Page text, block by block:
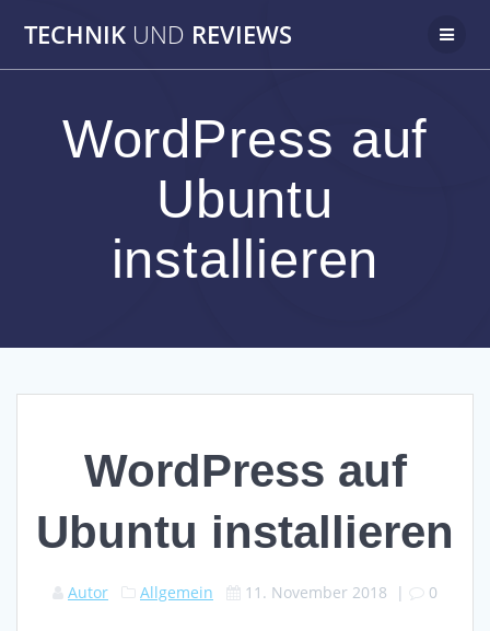
Inhalt
TECHNIK UND REVIEWS
WordPress auf
Ubuntu
installieren
WordPress auf
Ubuntu installieren
Autor Allgemein 11. November 2018 | 0